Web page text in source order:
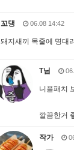
꼬댕 06.08 14:42
돼지새끼 목줄에 명대
T님
니플패치
깔끔한거
작가